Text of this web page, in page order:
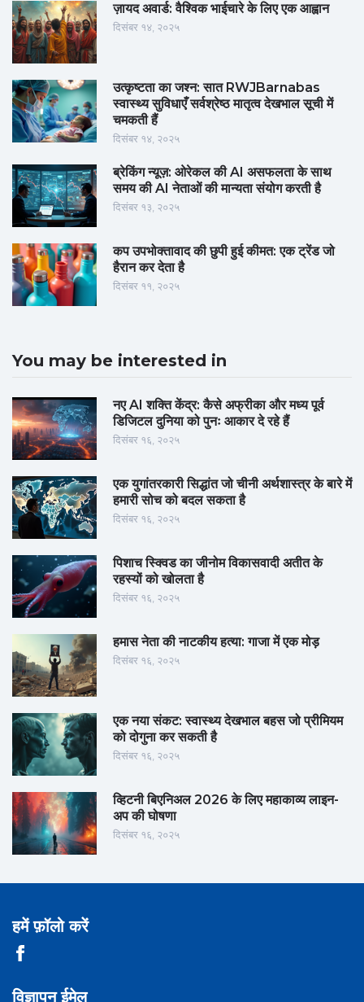
ज़ायद अवार्ड: वैश्विक भाईचारे के लिए एक आह्वान
दिसंबर १४, २०२५
उत्कृष्टता का जश्न: सात RWJBarnabas
स्वास्थ्य सुविधाएँ सर्वश्रेष्ठ मातृत्व देखभाल सूची में
चमकती हैं
दिसंबर १४, २०२५
ब्रेकिंग न्यूज़: ओरेकल की AI असफलता के साथ
समय की AI नेताओं की मान्यता संयोग करती है
दिसंबर १३, २०२५
कप उपभोक्तावाद की छुपी हुई कीमत: एक ट्रेंड जो
हैरान कर देता है
दिसंबर ११, २०२५
You may be interested in
नए AI शक्ति केंद्र: कैसे अफ्रीका और मध्य पूर्व
डिजिटल दुनिया को पुनः आकार दे रहे हैं
दिसंबर १६, २०२५
एक युगांतरकारी सिद्धांत जो चीनी अर्थशास्त्र के बारे में
हमारी सोच को बदल सकता है
दिसंबर १६, २०२५
पिशाच स्क्विड का जीनोम विकासवादी अतीत के
रहस्यों को खोलता है
दिसंबर १६, २०२५
हमास नेता की नाटकीय हत्या: गाजा में एक मोड़
दिसंबर १६, २०२५
एक नया संकट: स्वास्थ्य देखभाल बहस जो प्रीमियम
को दोगुना कर सकती है
दिसंबर १६, २०२५
व्हिटनी बिएनिअल 2026 के लिए महाकाव्य लाइन-
अप की घोषणा
दिसंबर १६, २०२५
हमें फ़ॉलो करें
विज्ञापन ईमेल